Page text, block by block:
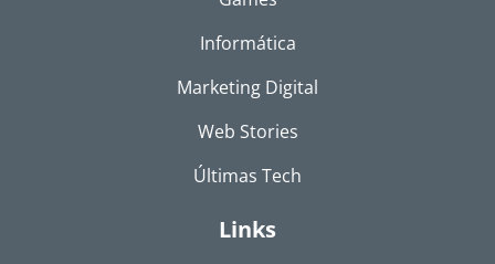
Informática
Marketing Digital
Web Stories
Últimas Tech
Links